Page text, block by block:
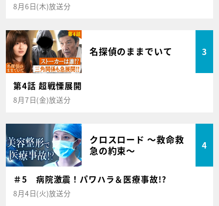
8月6日(木)放送分
名探偵のままでいて 3
第4話 超戦慄展開
8月7日(金)放送分
クロスロード ～救命救
急の約束～
4
＃5 病院激震！パワハラ＆医療事故!?
8月4日(火)放送分